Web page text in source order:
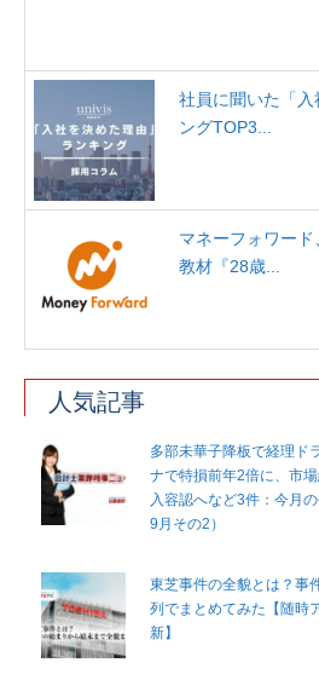
社員に聞いた「
ングTOP3...
マネーフォワー
教材『28歳...
人気記事
多部未華子降板で経理ド
ナで特損前年2倍に、市
入容認へなど3件：今月
9月その2）
東芝事件の全貌とは？事
列でまとめてみた【随時
新】